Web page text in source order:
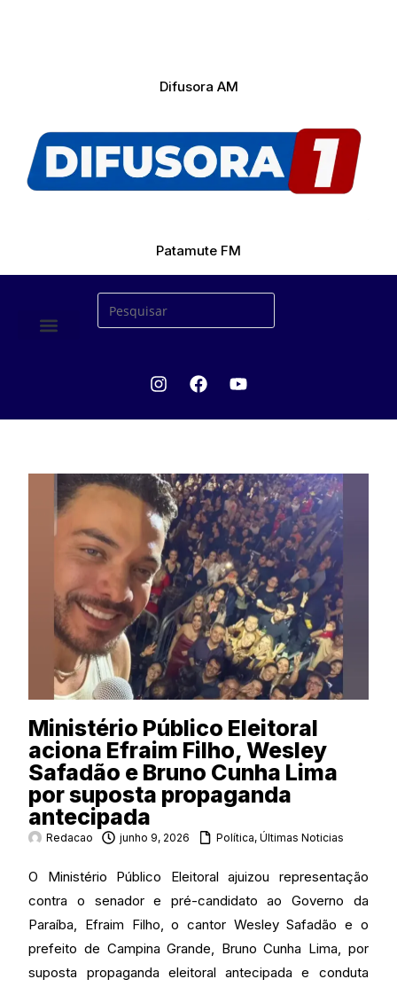
Difusora AM
Patamute FM
Ministério Público Eleitoral
aciona Efraim Filho, Wesley
Safadão e Bruno Cunha Lima
por suposta propaganda
antecipada
Redacao junho 9, 2026 Política,Últimas Noticias
O Ministério Público Eleitoral ajuizou representação
contra o senador e pré-candidato ao Governo da
Paraíba, Efraim Filho, o cantor Wesley Safadão e o
prefeito de Campina Grande, Bruno Cunha Lima, por
suposta propaganda eleitoral antecipada e conduta